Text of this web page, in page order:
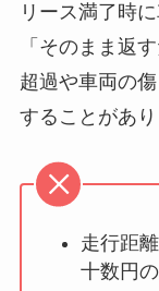
リース満了時
「そのまま返
超過や車両の
することがあり
走行距
十数円